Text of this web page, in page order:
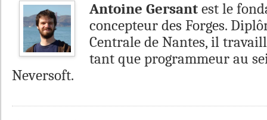
Antoine Gersant est le
concepteur des Forges.
Centrale de Nantes, il
tant que programmeur au
Neversoft.